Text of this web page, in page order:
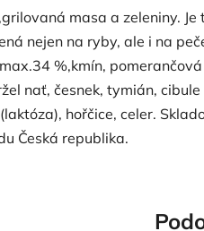
masa a zeleniny. Je
nejen na ryby, ale i na
%,kmín,
nať, česnek, tymián,
hořčice, celer.
Česká republika.